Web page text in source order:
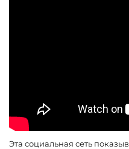
Эта социальная сеть